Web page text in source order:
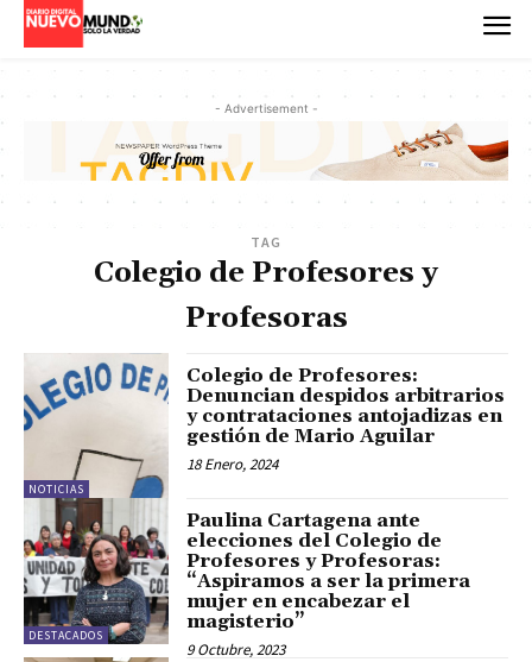
- Advertisement -
TAG
Colegio de Profesores y
Profesoras
NOTICIAS
Colegio de Profesores:
Denuncian despidos arbitrarios
y contrataciones antojadizas en
gestión de Mario Aguilar
18 Enero, 2024
DESTACADOS
Paulina Cartagena ante
elecciones del Colegio de
Profesores y Profesoras:
“Aspiramos a ser la primera
mujer en encabezar el
magisterio”
9 Octubre, 2023